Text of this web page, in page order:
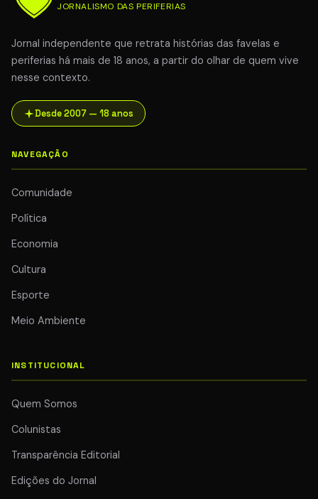
JORNALISMO DAS PERIFERIAS
Jornal independente que retrata histórias das favelas e
periferias há mais de 18 anos, a partir do olhar de quem vive
nesse contexto.
Desde 2007 — 18 anos
NAVEGAÇÃO
Comunidade
Política
Economia
Cultura
Esporte
Meio Ambiente
INSTITUCIONAL
Quem Somos
Colunistas
Transparência Editorial
Edições do Jornal